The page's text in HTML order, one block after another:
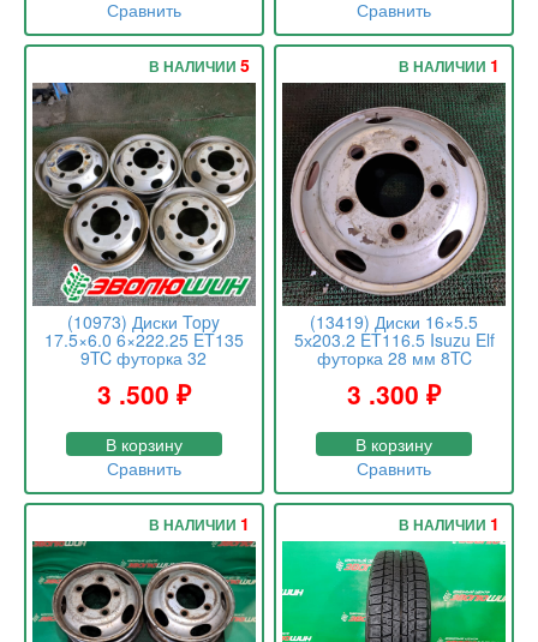
Сравнить Сравнить
(10973) Диски Topy
17.5×6.0 6×222.25 ET135
9TC футорка 32
3 .500 ₽
В НАЛИЧИИ 5
В корзину
Сравнить
(13419) Диски 16×5.5
5х203.2 ET116.5 Isuzu Elf
футорка 28 мм 8TC
3 .300₽
В НАЛИЧИИ 1
В корзину
Сравнить
В НАЛИЧИИ 1 В НАЛИЧИИ 1